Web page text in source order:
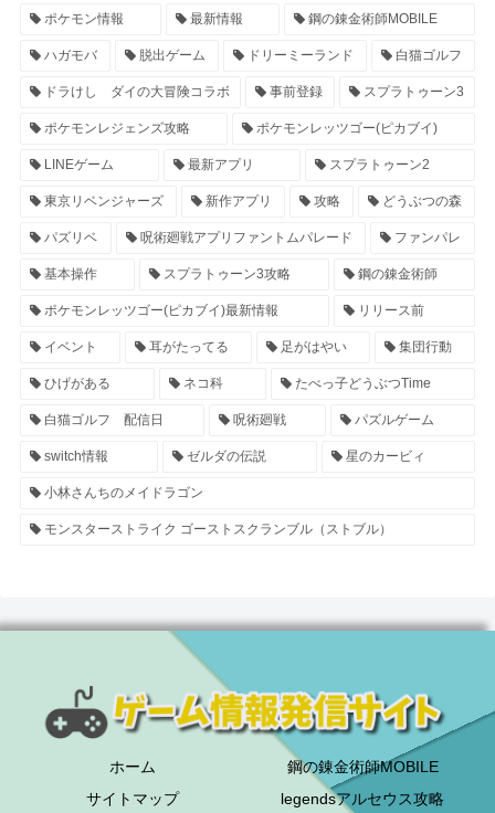
ポケモン情報 最新情報 鋼の錬金術師MOBILE
ハガモバ 脱出ゲーム ドリーミーランド 白猫ゴルフ
ドラけし ダイの大冒険コラボ 事前登録 スプラトゥーン3
ポケモンレジェンズ攻略 ポケモンレッツゴー(ピカブイ)
LINEゲーム 最新アプリ スプラトゥーン2
東京リベンジャーズ 新作アプリ 攻略 どうぶつの森
パズリベ 呪術廻戦アプリファントムパレード ファンパレ
基本操作 スプラトゥーン3攻略 鋼の錬金術師
ポケモンレッツゴー(ピカブイ)最新情報 リリース前
イベント 耳がたってる 足がはやい 集団行動
ひげがある ネコ科 たべっ子どうぶつTime
白猫ゴルフ 配信日 呪術廻戦 パズルゲーム
switch情報 ゼルダの伝説 星のカービィ
小林さんちのメイドラゴン
モンスターストライク ゴーストスクランブル（ストブル）
ホーム
鋼の錬金術師MOBILE
サイトマップ
legendsアルセウス攻略